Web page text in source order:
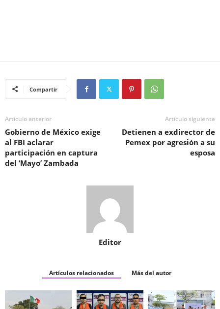
Compartir
Artículo anterior
Gobierno de México exige
al FBI aclarar
participación en captura
del ‘Mayo’ Zambada
Artículo siguiente
Detienen a exdirector de
Pemex por agresión a su
esposa
Editor
Artículos relacionados Más del autor